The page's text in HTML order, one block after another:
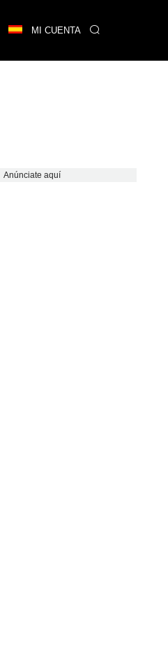
MI CUENTA
Anúnciate aquí